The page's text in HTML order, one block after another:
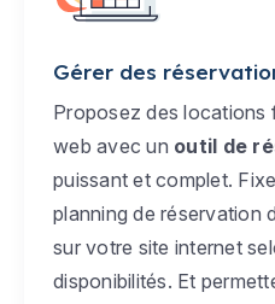
Gérer des
Proposez des locations
web avec un outil de
puissant et complet.
planning de réservation
sur votre site internet
disponibilités. Et